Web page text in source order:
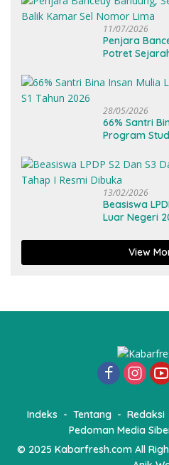
11/07/2026
Penjara
Potret
28/05/2026
66% Santri
Program
13/02/2026
Beasiswa
Luar Negeri
View
Indeks Tentang Redaksi
Pedoman Media
© 2025 Kabarfresh.comAll